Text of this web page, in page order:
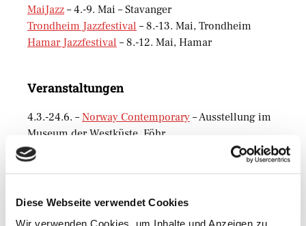
Diese Webseite verwendet Cookies
MaiJazz – 4.-9. Mai – Stavanger
Trondheim Jazzfestival – 8.-13. Mai, Trondheim
Hamar Jazzfestival – 8.-12. Mai, Hamar
Veranstaltungen
4.3.-24.6. –Norway Contemporary – Ausstellung im
Museum der Westküste, Föhr
4.3.-24.6. –
, der Fotograf Kåre
Kivijärvi (1938–1991), Museum der Westküste, Föhr
Landschaftsmalerei, Museum der Westküste, Föhr